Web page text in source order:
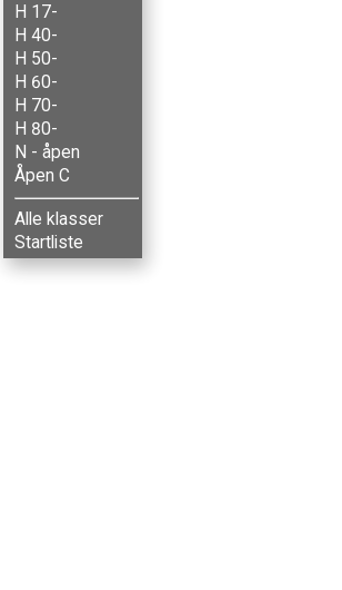
H 17-
H 40-
H 50-
H 60-
H 70-
H 80-
N - åpen
Åpen C
Alle klasser
Startliste